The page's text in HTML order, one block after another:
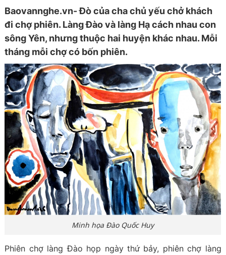
Baovannghe.vn- Đò của cha chủ yếu chở khách
đi chợ phiên. Làng Đào và làng Hạ cách nhau con
sông Yên, nhưng thuộc hai huyện khác nhau. Mỗi
tháng mỗi chợ có bốn phiên.
Minh họa Đào Quốc Huy
Phiên chợ làng Đào họp ngày thứ bảy, phiên chợ làng